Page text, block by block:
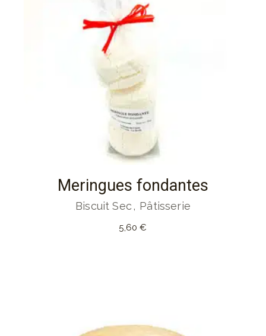
Meringues fondantes
Biscuit Sec Pâtisserie
5,60€